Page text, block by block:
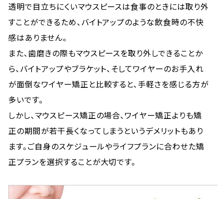
透明で目立ちにくいマウスピースは食事のときには取り外
すことができるため、バイトアップのような飲食時の不快
感はありません。
また、歯磨きの際もマウスピースを取り外しできることか
ら、バイトアップやブラケット、そしてワイヤーのお手入れ
が面倒なワイヤー矯正と比較すると、手軽さを感じる方が
多いです。
しかし、マウスピース矯正の場合、ワイヤー矯正よりも矯
正の期間が若干長くなってしまうというデメリットもあり
ます。ご自身のスケジュールやライフプランに合わせた矯
正プランを選択することが大切です。